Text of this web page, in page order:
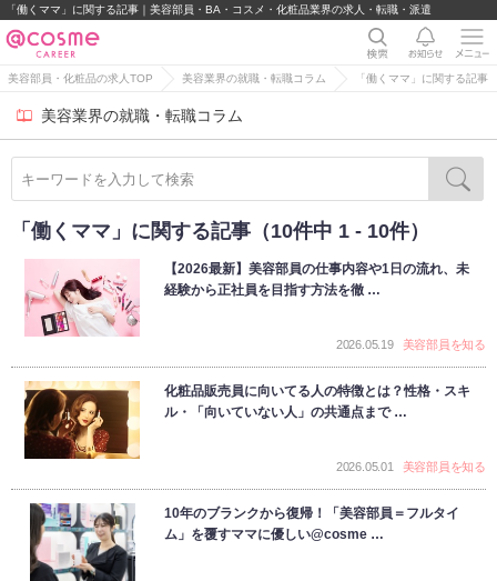
「働くママ」に関する記事｜美容部員・BA・コスメ・化粧品業界の求人・転職・派遣
美容部員・化粧品の求人TOP 美容業界の就職・転職コラム 「働くママ」に関する記事
美容業界の就職・転職コラム
「働くママ」に関する記事（10件中 1 - 10件）
【2026最新】美容部員の仕事内容や1日の流れ、未
経験から正社員を目指す方法を徹 …
2026.05.19 美容部員を知る
化粧品販売員に向いてる人の特徴とは？性格・スキ
ル・「向いていない人」の共通点まで …
2026.05.01 美容部員を知る
10年のブランクから復帰！「美容部員＝フルタイ
ム」を覆すママに優しい@cosme …